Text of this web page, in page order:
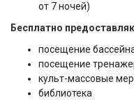
от 7 ночей)
Бесплатно
посещение
посещение
культ-массовые
библиотека